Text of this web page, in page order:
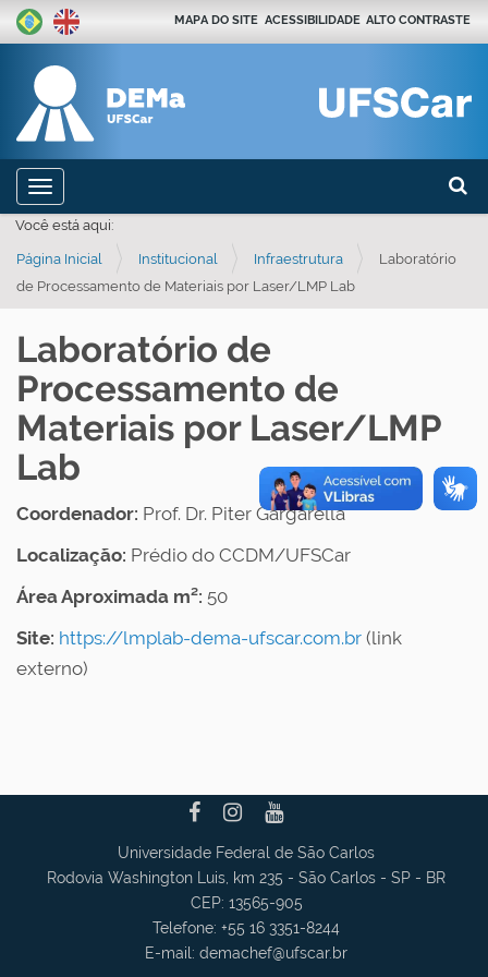
Busca
MAPA DO SITE ACESSIBILIDADE ALTO CONTRASTE
Toggle navigation
Você está aqui:
Página Inicial Institucional Infraestrutura
Laboratório
de Processamento de Materiais por Laser/LMP Lab
Laboratório de
Processamento de
Materiais por Laser/LMP
Lab
Coordenador: Prof. Dr. Piter Gargarella
Localização: Prédio do CCDM/UFSCar
Área Aproximada m²: 50
Site: https://lmplab-dema-ufscar.com.br (link
externo)
Universidade Federal de São Carlos
Rodovia Washington Luis, km 235 - São Carlos - SP - BR
CEP: 13565-905
Telefone: +55 16 3351-8244
E-mail: demachef@ufscar.br